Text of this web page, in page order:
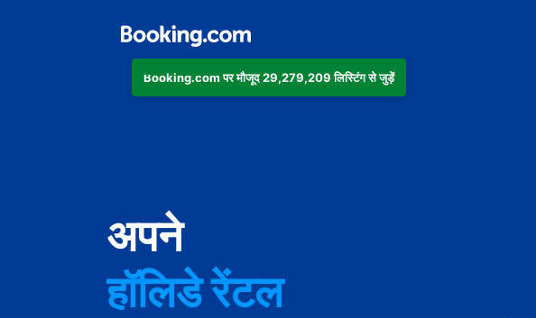
Booking.com पर मौजूद 29,279,209 लिस्टिंग से जुड़ें
अपने
होटल
हॉलिडे रेंटल